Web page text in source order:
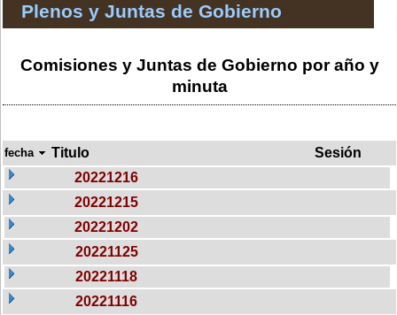
Plenos y Juntas de Gobierno
Comisiones y Juntas de Gobierno por año y
minuta
fecha Titulo
Sesión
20221216
20221215
20221202
20221125
20221118
20221116